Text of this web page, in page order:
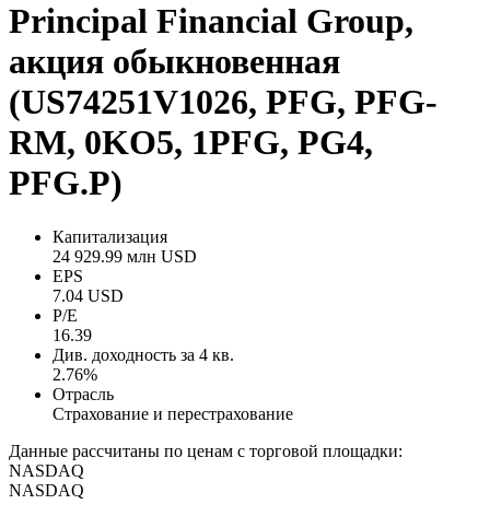
Principal Financial Group,
акция обыкновенная
(US74251V1026, PFG, PFG-
RM, 0KO5, 1PFG, PG4,
PFG.P)
Капитализация
24 929.99 млн USD
EPS
7.04 USD
P/E
16.39
Див. доходность за 4 кв.
2.76%
Отрасль
Страхование и перестрахование
Данные рассчитаны по ценам с торговой площадки:
NASDAQ
NASDAQ